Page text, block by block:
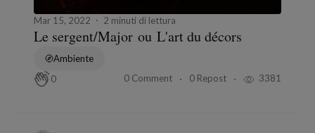
Mar 15, 2022 2 minuti di lettura
Le sergent/Major ou L'art du décors
Ambiente
0
0 Comment 0 Repost 3381